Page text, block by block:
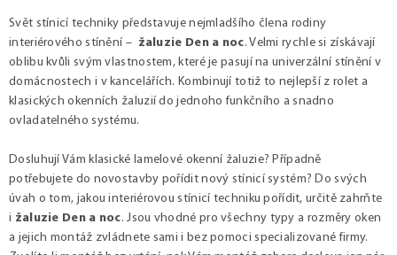
Svět stínicí techniky představuje nejmladšího člena rodiny
interiérového stínění – žaluzie Den a noc. Velmi rychle si získávají
oblibu kvůli svým vlastnostem, které je pasují na univerzální stínění v
domácnostech i v kancelářích. Kombinují totiž to nejlepší z rolet a
klasických okenních žaluzií do jednoho funkčního a snadno
ovladatelného systému.
Dosluhují Vám klasické lamelové okenní žaluzie? Případně
potřebujete do novostavby pořídit nový stínicí systém? Do svých
úvah o tom, jakou interiérovou stínicí techniku pořídit, určitě zahrňte
i žaluzie Den a noc. Jsou vhodné pro všechny typy a rozměry oken
a jejich montáž zvládnete sami i bez pomoci specializované firmy.